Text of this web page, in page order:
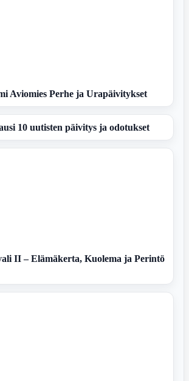
Aviomies Perhe ja Urapäivitykset
10 uutisten päivitys ja odotukset
II – Elämäkerta, Kuolema ja Perintö